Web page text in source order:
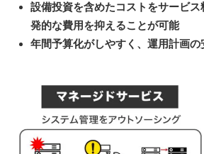
設備投資を含めたコストをサービ
発的な費用を抑えることが可能
年間予算化がしやすく、運用計画の